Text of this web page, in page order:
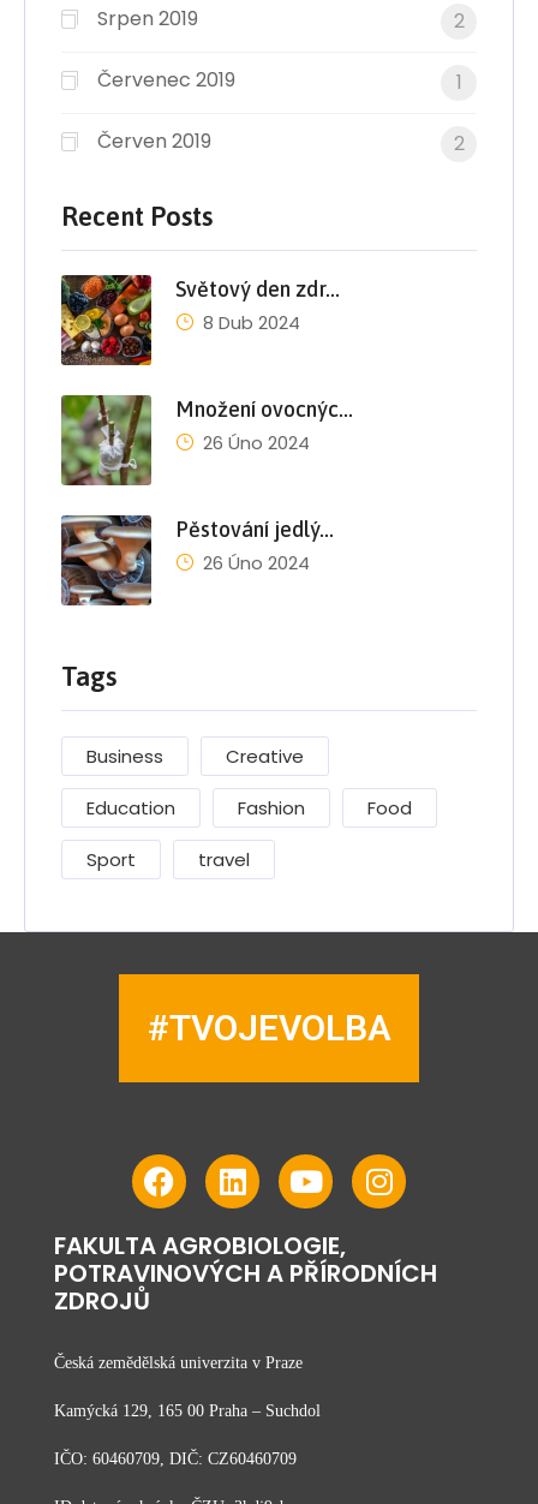
Srpen 2019 2
Červenec 2019 1
Červen 2019 2
Recent Posts
Světový den zdr…
8 Dub 2024
Množení ovocnýc…
26 Úno 2024
Pěstování jedlý…
26 Úno 2024
Tags
Business Creative
Education Fashion Food
Sport travel
#TVOJEVOLBA
FAKULTA AGROBIOLOGIE,
POTRAVINOVÝCH A PŘÍRODNÍCH
ZDROJŮ
Česká zemědělská univerzita v Praze
Kamýcká 129, 165 00 Praha – Suchdol
IČO: 60460709, DIČ: CZ60460709